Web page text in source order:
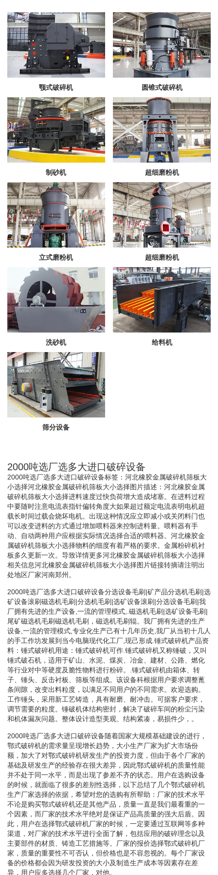
颚式破碎机 圆锥式破碎机
制砂机 超细磨粉机
立式磨粉机 超细磨粉机
洗砂机 给料机
筛分设备
2000吨选厂选多大进口破碎设备
2000吨选厂选多大进口破碎设备标签：河北橡胶金属破碎机筛板大
小选择河北橡胶金属破碎机筛板大小选择图片描述：河北橡胶金属
破碎机筛板大小选择进料速度过快负荷增大造成堵塞。在进料过程
中要随时注意电流表指针偏转角度大如果超过额定电流表明电机超
载长时间过载会烧坏电机。出现这种情况应立即减小或关闭料门也
可以改变进料的方式通过增加喂料器来控制进料量。喂料器有手
动、自动两种用户应根据实际情况选择合适的喂料器。河北橡胶金
属破碎机筛板大小选择物料的细度有着严格的要求。金属粉碎机衬
板多久更新一次。导致详情更多河北橡胶金属破碎机筛板大小选择
相关信息河北橡胶金属破碎机筛板大小选择图片链接转摘请注明出
处地区厂家河南郑州。
2000吨选厂选多大进口破碎设备分选设备毛刷|矿产品分选机毛刷|选
矿设备滚刷磁选机毛刷|分选机毛刷|选矿设备滚刷|分选设备毛刷|我
厂拥有先进的生产设备,一流的管理模式,.磁选机毛刷|选矿设备毛刷|
尾矿磁选机毛刷磁选机毛刷，磁选机毛刷辊。我厂拥有先进的生产
设备,一流的管理模式,专业化生产己有十几年历史,我厂从当初十几人
的手工作坊发展到当今电脑现代化工厂,现己形成.锤式破碎机产品资
料：锤式破碎机用途：锤式破碎机可作.锤式破碎机又称锤破，又叫
锤式破石机，适用于矿山、水泥、煤炭、冶金、建材、公路、燃化
等行业对中等硬度及脆性物料进行粉碎。.锤式破碎机由箱体、转
子、锤头、反击衬板、筛板等组成。该设备科根据用户要求调整蓖
条间隙，改变出料粒度，以满足不同用户的不同需求。欢迎选购。
工作锤头，采用新工艺铸造，具有耐磨、耐冲击。可据客户要求，
调节需要的粒度。锤破机体结构密封，解决了破碎车间的粉尘污染
和机体漏灰问题。整体设计造型美观、结构紧凑，易损件少，。
2000吨选厂选多大进口破碎设备随着国家大规模基础建设的进行，
鄂式破碎机的需求量呈现增长趋势，大小生产厂家为扩大市场份
额，加大了对鄂式破碎机研发生产的投资力度，但由于各个厂家的
基础及研发生产的经验存在很大差异，因此鄂式破碎机的质量性能
并不处于同一水平，而是出现了参差不齐的状态。用户在选购设备
的时候，就面临了很多的差别性选择，以下总结了几个鄂式破碎机
生产厂家选择的依据，希望对您的选购有所帮助：厂家的技术水平
不论是购买鄂式破碎机还是其他产品，质量一直是我们最看重的一
个因素，而厂家的技术水平绝对是保证产品高质量的强大后盾。因
此，用户在选择鄂式破碎机厂家的时候，一定要通过互联网等多种
渠道，对厂家的技术水平进行全面了解，包括应用的破碎理念以及
主要部件的材质、铸造工艺措施等。厂家的报价选择鄂式破碎机厂
家，质量的重要性不可否认，但价格也是不容忽视的。每个厂家设
备的价格都会因为研发投资的大小及制造生产成本等因素存在差
异，用户应多选择几个厂家，对他。